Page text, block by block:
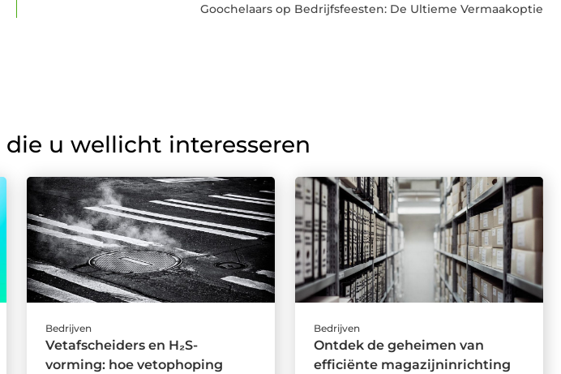
Goochelaars op Bedrijfsfeesten: De Ultieme Vermaakoptie
die u wellicht interesseren
Bedrijven
Vetafscheiders en H₂S-
vorming: hoe vetophoping
Bedrijven
Ontdek de geheimen van
efficiënte magazijninrichting